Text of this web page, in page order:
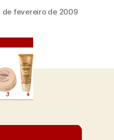
de fevereiro de 2009